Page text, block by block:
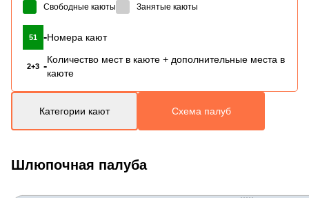
Свободные каюты Занятые каюты
51 -Номера кают
2+3 -
Количество мест в каюте + дополнительные места в
каюте
Категории кают Схема палуб
Шлюпочная палуба